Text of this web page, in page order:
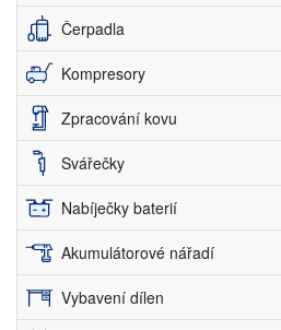
Čerpadla
Kompresory
Zpracování kovu
Svářečky
Nabíječky baterií
Akumulátorové nářadí
Vybavení dílen